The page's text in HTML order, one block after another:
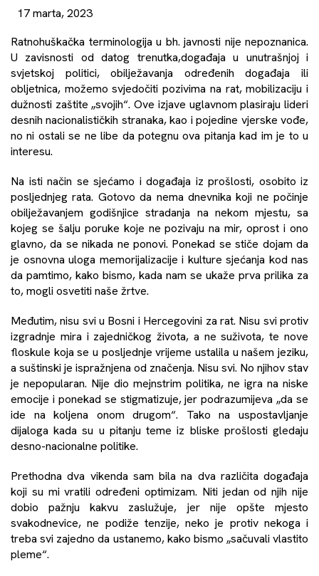
17 marta, 2023
Ratnohuškačka terminologija u bh. javnosti nije nepoznanica.
U zavisnosti od datog trenutka,događaja u unutrašnjoj i
svjetskoj politici, obilježavanja određenih događaja ili
obljetnica, možemo svjedočiti pozivima na rat, mobilizaciju i
dužnosti zaštite „svojih“. Ove izjave uglavnom plasiraju lideri
desnih nacionalističkih stranaka, kao i pojedine vjerske vođe,
no ni ostali se ne libe da potegnu ova pitanja kad im je to u
interesu.
Na isti način se sjećamo i događaja iz prošlosti, osobito iz
posljednjeg rata. Gotovo da nema dnevnika koji ne počinje
obilježavanjem godišnjice stradanja na nekom mjestu, sa
kojeg se šalju poruke koje ne pozivaju na mir, oprost i ono
glavno, da se nikada ne ponovi. Ponekad se stiče dojam da
je osnovna uloga memorijalizacije i kulture sjećanja kod nas
da pamtimo, kako bismo, kada nam se ukaže prva prilika za
to, mogli osvetiti naše žrtve.
Međutim, nisu svi u Bosni i Hercegovini za rat. Nisu svi protiv
izgradnje mira i zajedničkog života, a ne suživota, te nove
floskule koja se u posljednje vrijeme ustalila u našem jeziku,
a suštinski je ispražnjena od značenja. Nisu svi. No njihov stav
je nepopularan. Nije dio mejnstrim politika, ne igra na niske
emocije i ponekad se stigmatizuje, jer podrazumijeva „da se
ide na koljena onom drugom“. Tako na uspostavljanje
dijaloga kada su u pitanju teme iz bliske prošlosti gledaju
desno-nacionalne politike.
Prethodna dva vikenda sam bila na dva različita događaja
koji su mi vratili određeni optimizam. Niti jedan od njih nije
dobio pažnju kakvu zaslužuje, jer nije opšte mjesto
svakodnevice, ne podiže tenzije, neko je protiv nekoga i
treba svi zajedno da ustanemo, kako bismo „sačuvali vlastito
pleme“.